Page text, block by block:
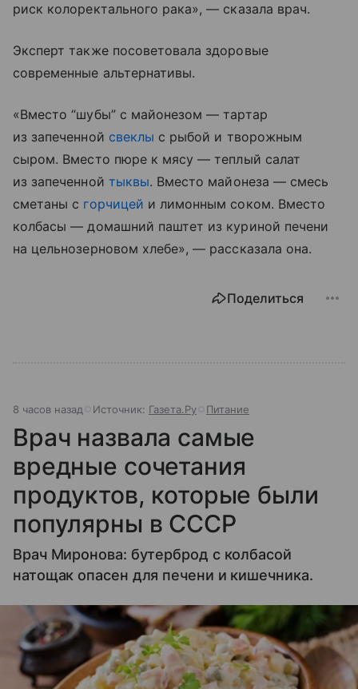
риск колоректального рака», — сказала врач.
Эксперт также посоветовала здоровые
современные альтернативы.
«Вместо “шубы” с майонезом — тартар
из запеченной свеклы с рыбой и творожным
сыром. Вместо пюре к мясу — теплый салат
из запеченной тыквы. Вместо майонеза — смесь
сметаны с горчицей и лимонным соком. Вместо
колбасы — домашний паштет из куриной печени
на цельнозерновом хлебе», — рассказала она.
Поделиться
8 часов назад Источник: Газета.Ру Питание
Врач назвала самые
вредные сочетания
продуктов, которые были
популярны в СССР
Врач Миронова: бутерброд с колбасой
натощак опасен для печени и кишечника.